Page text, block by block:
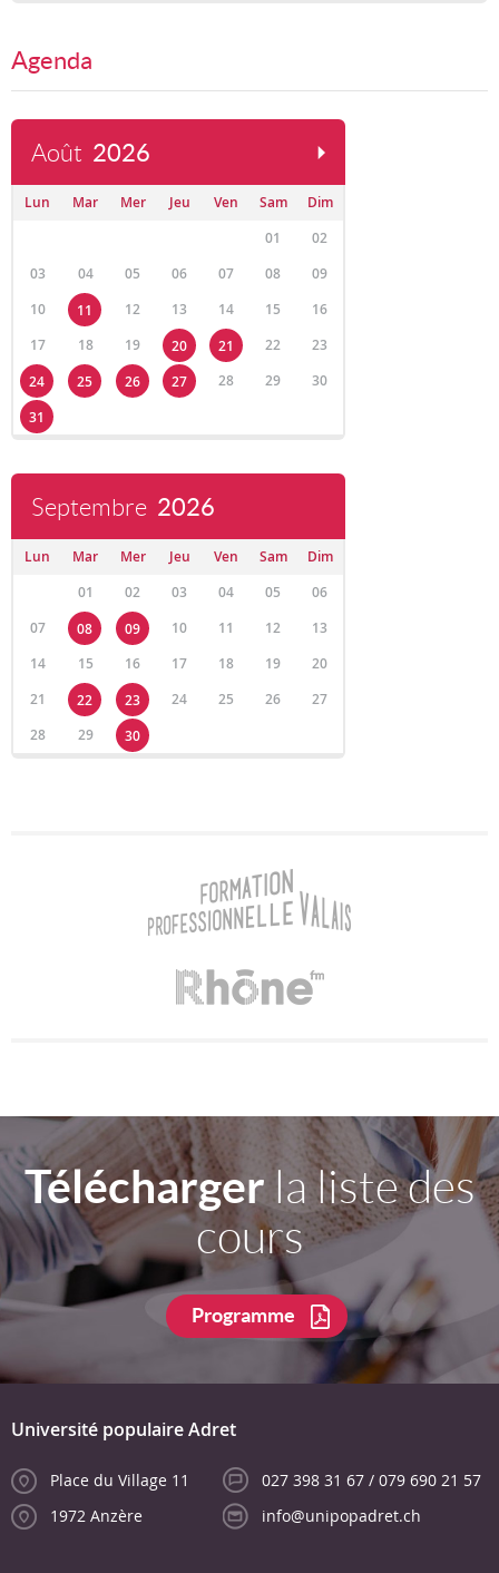
Agenda
Août 2026
Lun Mar Mer Jeu Ven Sam
Dim
01
02
03
04 05 06 07 08
09
10
11 12 13 14 15
16
17
18 19 20 21 22
23
24
25 26 27 28 29
30
31
Septembre 2026
Lun Mar Mer Jeu Ven Sam
Dim
01
02 03 04 05
06
07
08 09 10 11 12
13
14
15 16 17 18 19
20
21
22 23 24 25 26
27
28
29 30
Téléchargerla liste des
cours
Programme
Université populaire Adret
Place du Village 11
1972 Anzère
027 398 31 67 / 079 690 21 57
info@unipopadret.ch